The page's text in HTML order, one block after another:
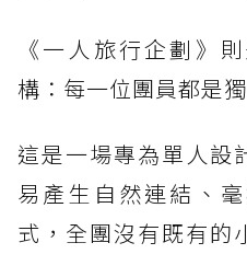
《一人旅行企劃》
構：每一位團員都是
這是一場專為單人設
易產生自然連結、
式，全團沒有既有的